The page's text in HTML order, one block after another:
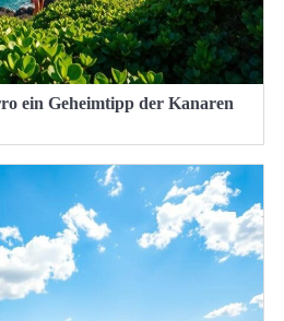
ein Geheimtipp der Kanaren